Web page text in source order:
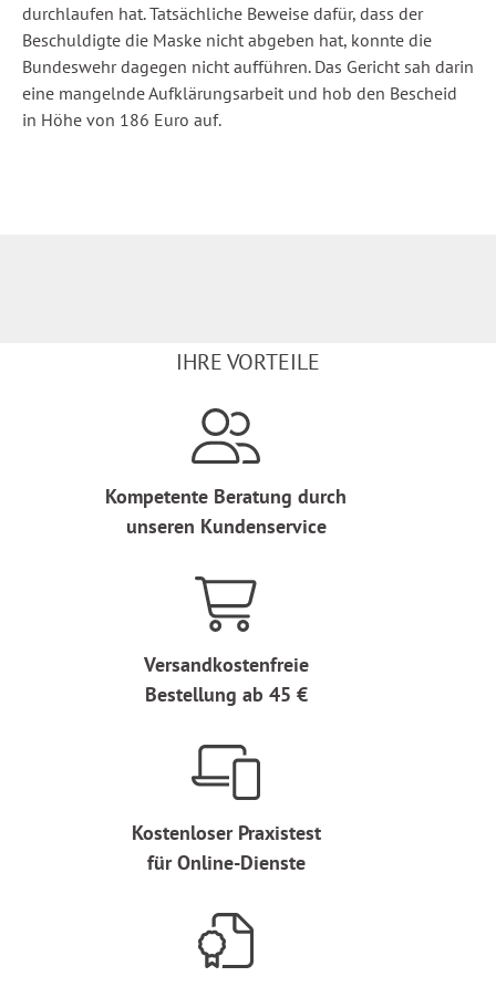
durchlaufen hat. Tatsächliche Beweise dafür, dass der
Beschuldigte die Maske nicht abgeben hat, konnte die
Bundeswehr dagegen nicht aufführen. Das Gericht sah darin
eine mangelnde Aufklärungsarbeit und hob den Bescheid
in Höhe von 186 Euro auf.
IHRE VORTEILE
Kompetente Beratung durch
unseren Kundenservice
Versandkostenfreie
Bestellung ab 45 €
Kostenloser Praxistest
für Online-Dienste